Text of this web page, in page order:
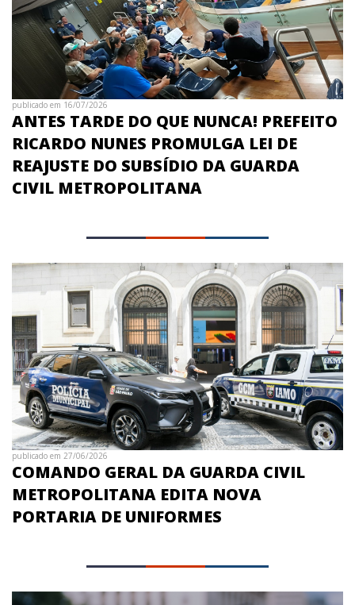
publicado em 16/07/2026
ANTES TARDE DO QUE NUNCA! PREFEITO
RICARDO NUNES PROMULGA LEI DE
REAJUSTE DO SUBSÍDIO DA GUARDA
CIVIL METROPOLITANA
publicado em 27/06/2026
COMANDO GERAL DA GUARDA CIVIL
METROPOLITANA EDITA NOVA
PORTARIA DE UNIFORMES